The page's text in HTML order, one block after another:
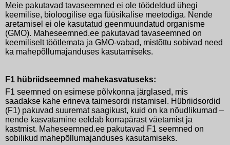
Meie pakutavad tavaseemned ei ole töödeldud ühegi
keemilise, bioloogilise ega füüsikalise meetodiga. Nende
aretamisel ei ole kasutatud geenmuundatud organisme
(GMO). Maheseemned.ee pakutavad tavaseemned on
keemiliselt töötlemata ja GMO-vabad, mistõttu sobivad need
ka mahepõllumajanduses kasutamiseks.
F1 hübriidseemned mahekasvatuseks:
F1 seemned on esimese põlvkonna järglased, mis
saadakse kahe erineva taimesordi ristamisel. Hübriidsordid
(F1) pakuvad suuremat saagikust, kuid on ka nõudlikumad –
nende kasvatamine eeldab korrapärast väetamist ja
kastmist. Maheseemned.ee pakutavad F1 seemned on
sobilikud mahepõllumajanduses kasutamiseks.